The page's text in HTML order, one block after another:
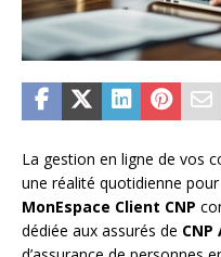
La gestion en ligne de vos
une réalité quotidienne
MonEspace Client CNP
dédiée aux assurés de